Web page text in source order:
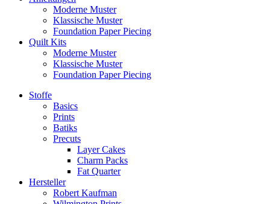
Moderne Muster
Klassische Muster
Foundation Paper Piecing
Quilt Kits
Moderne Muster
Klassische Muster
Foundation Paper Piecing
Stoffe
Basics
Prints
Batiks
Precuts
Layer Cakes
Charm Packs
Fat Quarter
Hersteller
Robert Kaufman